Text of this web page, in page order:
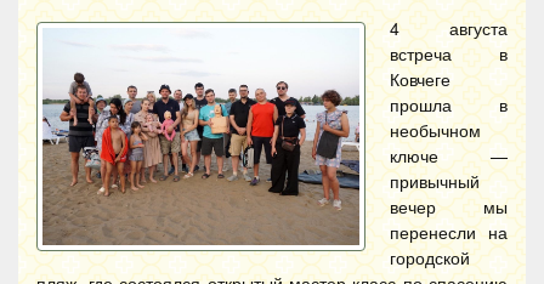
4 августа
встреча в
Ковчеге
прошла в
необычном
ключе —
привычный
вечер мы
перенесли на
городской